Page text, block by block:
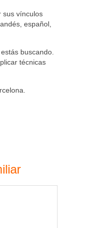
sus vínculos
español,
buscando.
técnicas